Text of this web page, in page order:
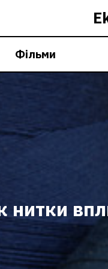
Фільми
нитки